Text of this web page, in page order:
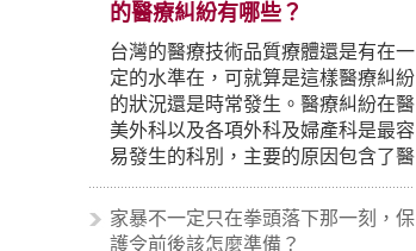
的醫療糾紛有哪些？
台灣的醫療技術品質療體還是有在一
定的水準在，可就算是這樣醫療糾紛
的狀況還是時常發生。醫療糾紛在醫
美外科以及各項外科及婦產科是最容
易發生的科別，主要的原因包含了醫
生未盡告知義務、醫療處置疏失、手
術疏失、術後照顧失當、醫療費用的
收取。雖然醫學進步，但醫生與病患
家暴不一定只在拳頭落下那一刻，保
護令前後該怎麼準備？